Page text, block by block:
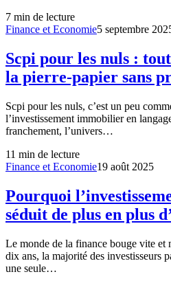
7 min de lecture
Finance et Economie5 septembre
Scpi pour les nuls :
la pierre-papier sans
Scpi pour les nuls, c’est un peu
l’investissement immobilier en
franchement, l’univers…
11 min de lecture
Finance et Economie19 août 2025
Pourquoi
séduit de plus en plus
Le monde de la finance bouge vite et
dix ans, la majorité des investisseurs
une seule…